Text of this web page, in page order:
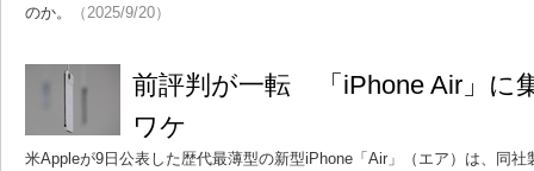
のか。
（2025/9/20）
前評判が一転 「iPhone Air」に
ワケ
米Appleが9日公表した歴代最薄型の新型iPhone「Air」（エア）は、同